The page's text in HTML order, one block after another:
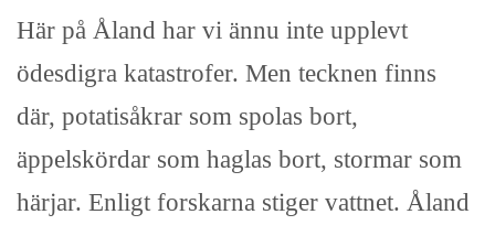
Här på Åland har vi ännu inte upplevt
ödesdigra katastrofer. Men tecknen finns
där, potatisåkrar som spolas bort,
äppelskördar som haglas bort, stormar som
härjar. Enligt forskarna stiger vattnet. Åland